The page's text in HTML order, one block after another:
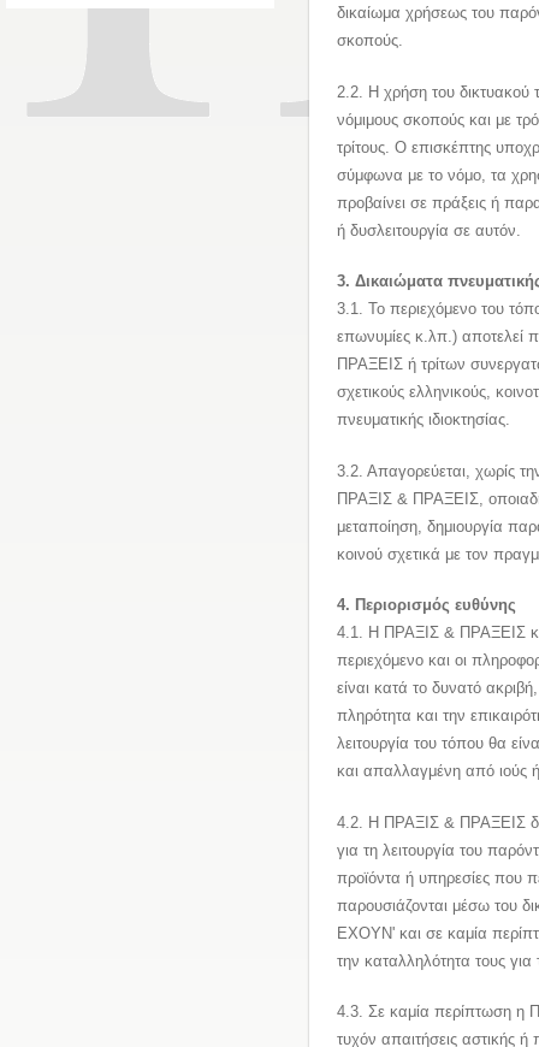
δικαίωμα χρήσεως του
σκοπούς.
2.2. Η χρήση του δικτυακού
νόμιμους σκοπούς και με
τρίτους. Ο επισκέπτης
σύμφωνα με το νόμο, τα
προβαίνει σε πράξεις ή
ή δυσλειτουργία σε αυτόν.
3. Δικαιώματα
3.1. Το περιεχόμενο του
επωνυμίες κ.λπ.) αποτελεί
ΠΡΑΞΕΙΣ ή τρίτων
σχετικούς ελληνικούς,
πνευματικής ιδιοκτησίας.
3.2. Απαγορεύεται, χωρίς
ΠΡΑΞΙΣ & ΠΡΑΞΕΙΣ,
μεταποίηση, δημιουργία
κοινού σχετικά με τον
4. Περιορισμός ευθύνης
4.1. Η ΠΡΑΞΙΣ & ΠΡΑΞΕΙΣ
περιεχόμενο και οι
είναι κατά το δυνατό
πληρότητα και την
λειτουργία του τόπου θα
και απαλλαγμένη από ιούς
4.2. Η ΠΡΑΞΙΣ & ΠΡΑΞΕΙΣ
για τη λειτουργία του
προϊόντα ή υπηρεσίες που
παρουσιάζονται μέσω του
ΕΧΟΥΝ' και σε καμία
την καταλληλότητα τους
4.3. Σε καμία περίπτωση η
τυχόν απαιτήσεις αστικής ή